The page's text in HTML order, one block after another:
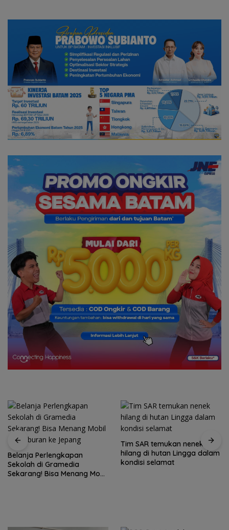
Tim SAR temukan nenek
hilang di hutan Lingga dalam
kondisi selamat
Tim SAR gabungan cari
nenek 68 tahun hilang di
Lingga Kepri